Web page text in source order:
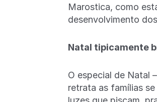
Marostica, como
desenvolvimento
Natal tipicamente
O especial de Natal
retrata as famílias